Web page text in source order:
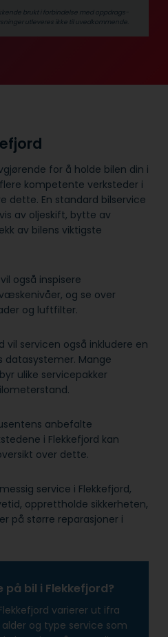
brukt i forbindelse med oppdrags­
utleveres ikke til uvedkommende.
for å holde bilen din i
kompetente verksteder i
dette. En standard bilservice
av oljeskift, bytte av
av bilens viktigste
også inspisere
og se over
og luftfilter.
vil servicen også inkludere en
datasystemer. Mange
ulike servicepakker
anbefalte
i Flekkefjord kan
over dette.
service i Flekkefjord,
opprettholde sikkerheten,
på større reparasjoner i
på bil i Flekkefjord?
varierer ut ifra
og type service som